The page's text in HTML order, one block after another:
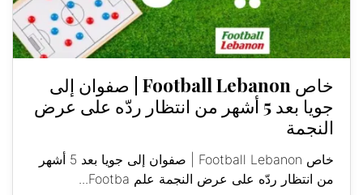
خاص Football Lebanon | صفوان إلى
جويا بعد 5 أشهر من انتظار ردّه على عرض
النجمة
خاص Football Lebanon | صفوان إلى جويا بعد 5 أشهر
من انتظار ردّه على عرض النجمة علم Footba...